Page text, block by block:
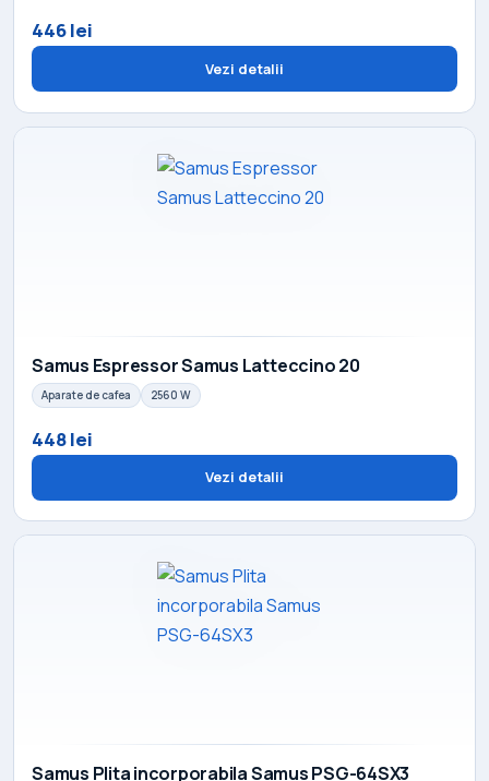
446 lei
Vezi detalii
Samus Espressor Samus Latteccino 20
Aparate de cafea 2560 W
448 lei
Vezi detalii
Samus Plita incorporabila Samus PSG-64SX3